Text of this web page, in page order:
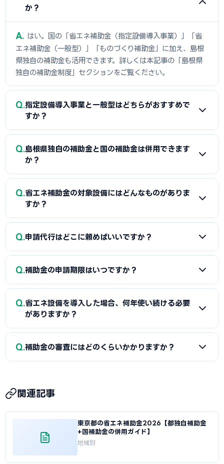
か？
A
はい。国の「省エネ補助金（指定設備導入事業）」「省
エネ補助金（一般型）」「ものづくり補助金」に加え、島根
県独自の補助金も活用できます。詳しくは本記事の「島根県
独自の補助金制度」セクションをご覧ください。
Q 指定設備導入事業と一般型はどちらがおすすめで
すか？
A
導入したい設備がSII認定リストに掲載されている場合は
「指定設備導入事業」がおすすめです。審査が比較的スピーデ
リストにない専用設備やオーダーメイドのシステムを導入した
い場合は「一般型」を検討してください。
Q 島根県独自の補助金と国の補助金は併用できます
か？
A
同一経費への重複申請はできませんが、対象経費を「設置
工事費（県補助金）」と「機器本体費（国補助金）」のよう
ースがあります。経費按分の計画は事前に専門家へ確認するこ
とをおすすめします。
Q 省エネ補助金の対象設備にはどんなものがありま
すか？
A
SII認定設備にはLED照明・高効率空調・太陽光発電・蓄
幅広い省エネ設備が登録されています。認定リストは随時更新
されるため、最新のラインナップは省エネ補助金の公式サイ
Q 申請代行はどこに頼めばいいですか？
A
指定設備導入事業はSII認定設備メーカーが申請をサポー
トで島根県に対応した社労士・行政書士・中小企業診断士を
無料でご紹介しています。補助金申請の採択実績が豊富な専
門家がサポートします。
Q 補助金の申請期限はいつですか？
A
省エネ補助金（指定設備導入事業）は随時公募・複数回
の締切が設定されています。一般型やものづくり補助金は年数
するものもあるため、早めの申請がおすすめです。最新の公募
スケジュールは各補助金の公式サイトでご確認ください。
Q 省エネ設備を導入した場合、何年使い続ける必要
がありますか？
A
省エネ補助金では、補助事業完了から3〜5年間は導入し
法定耐用年数に基づいて決定されます。
Q 補助金の審査にはどのくらいかかりますか？
まで約1〜2か月、一般型は約2〜3か月が目安です。ものづく
り補助金は約2〜3か月、小規模事業者持続化補助金は約2か
月です。島根県独自の補助金は制度によって異なりますが、
概ね1〜2か月での通知が多いです。審査期間中は事業への着
手・発注を行わないようご注意ください。
関連記事
東京都の省エネ補助金2026【都独自補助金
+国補助金の併用ガイド】
地域別